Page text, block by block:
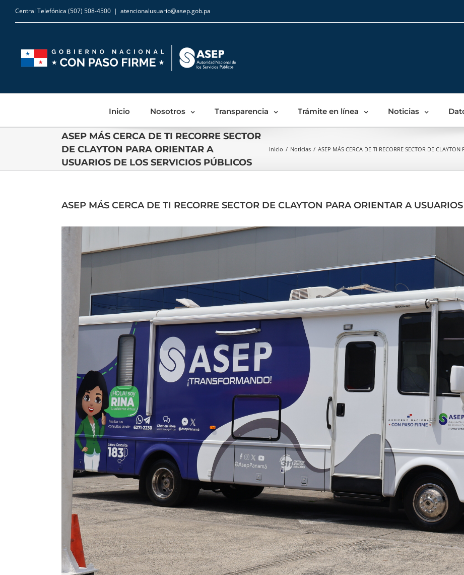
content
Central Telefónica (507) 508-4500 | atencionalusuario@asep.gob.pa
Inicio Nosotros Transparencia Trámite en línea Noticias
ASEP MÁS CERCA DE TI RECORRE SECTOR
DE CLAYTON PARA ORIENTAR A
USUARIOS DE LOS SERVICIOS PÚBLICOS
Inicio / Noticias / ASEP MÁS CERCA DE TI RECORRE SECTOR DE
ASEP MÁS CERCA DE TI RECORRE SECTOR DE CLAYTON PARA ORIENTAR A